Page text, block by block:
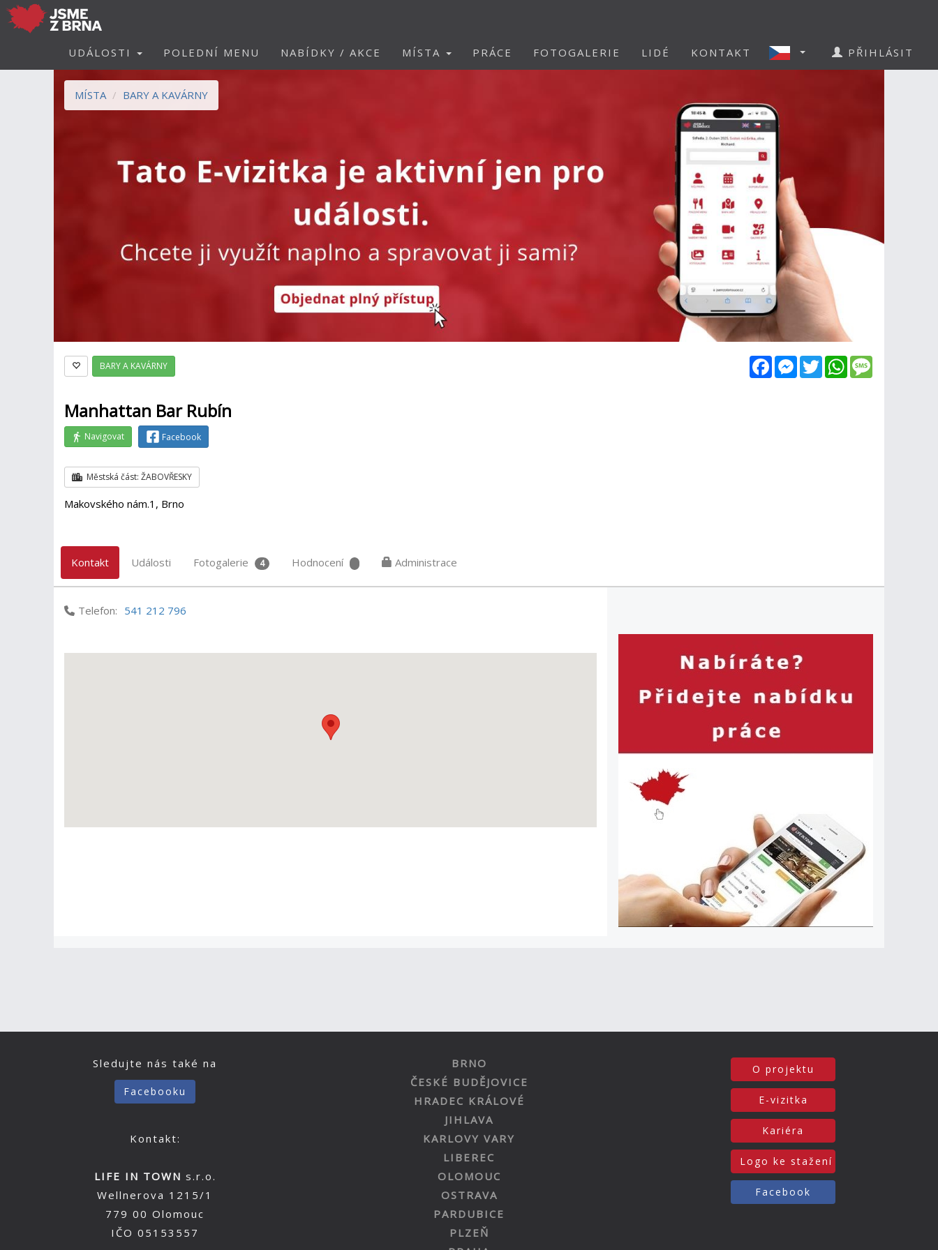
UDÁLOSTI POLEDNÍ MENU NABÍDKY / AKCE MÍSTA PRÁCE FOTOGALERIE LIDÉ KONTAKT PŘIHLÁSIT
MÍSTA BARY A KAVÁRNY
FacebookMessenger
TwitterWhatsApp
BARY A KAVÁRNY
Manhattan Bar Rubín
Navigovat Facebook
Městská část: ŽABOVŘESKY
Makovského nám.1, Brno
Kontakt Události Fotogalerie 4 Hodnocení Administrace
Telefon: 541 212 796
Sledujte nás také na
Facebooku
Kontakt:
LIFE IN TOWN s.r.o.
Wellnerova 1215/1
779 00 Olomouc
IČO 05153557
BRNO
ČESKÉ BUDĚJOVICE
HRADEC KRÁLOVÉ
JIHLAVA
KARLOVY VARY
LIBEREC
OLOMOUC
OSTRAVA
PARDUBICE
PLZEŇ
O projektu
E-vizitka
Kariéra
Logo ke stažení
Facebook